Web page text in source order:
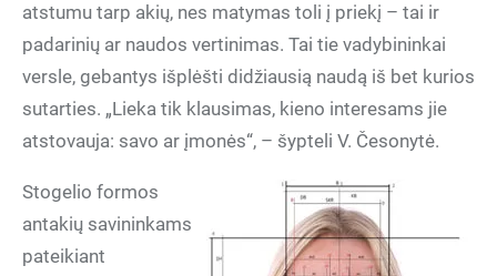
atstumu tarp akių, nes matymas toli į priekį – tai ir
padarinių ar naudos vertinimas. Tai tie vadybininkai
versle, gebantys išplėšti didžiausią naudą iš bet kurios
sutarties. „Lieka tik klausimas, kieno interesams jie
atstovauja: savo ar įmonės“, – šypteli V. Česonytė.
Stogelio formos
antakių savininkams
pateikiant